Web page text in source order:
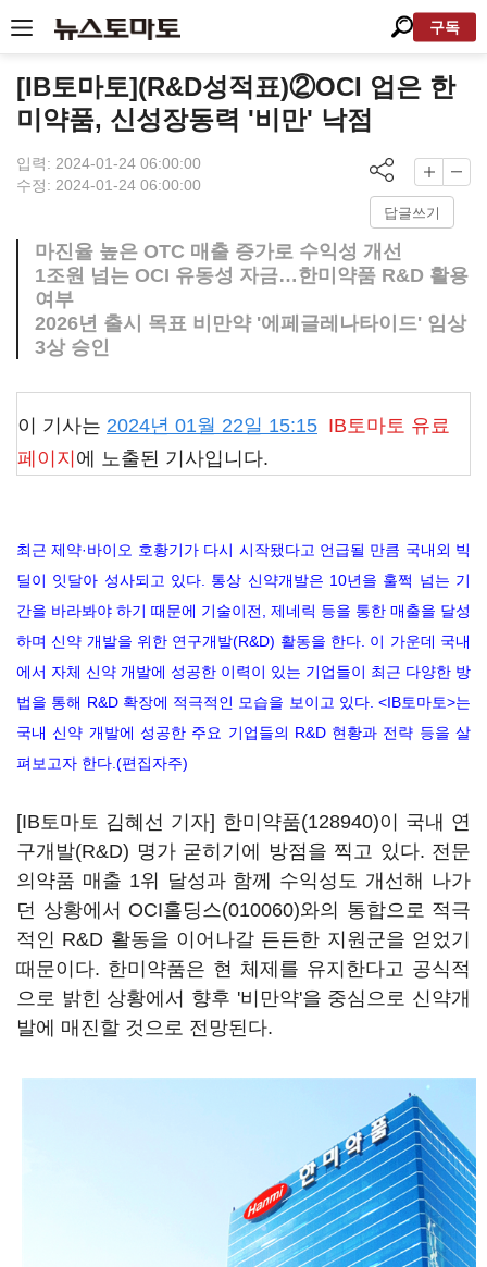
구독
[IB토마토](R&D성적표)②OCI 업은 한
미약품, 신성장동력 '비만' 낙점
입력: 2024-01-24 06:00:00
수정: 2024-01-24 06:00:00
답글쓰기
마진율 높은 OTC 매출 증가로 수익성 개선
1조원 넘는 OCI 유동성 자금…한미약품 R&D 활용
여부
2026년 출시 목표 비만약 '에페글레나타이드' 임상
3상 승인
이 기사는 2024년 01월 22일 15:15 IB토마토 유료
페이지 에 노출된 기사입니다.
최근 제약·바이오 호황기가 다시 시작됐다고 언급될 만큼 국내외 빅
딜이 잇달아 성사되고 있다. 통상 신약개발은 10년을 훌쩍 넘는 기
간을 바라봐야 하기 때문에 기술이전, 제네릭 등을 통한 매출을 달성
하며 신약 개발을 위한 연구개발(R&D) 활동을 한다. 이 가운데 국내
에서 자체 신약 개발에 성공한 이력이 있는 기업들이 최근 다양한 방
법을 통해 R&D 확장에 적극적인 모습을 보이고 있다. <IB토마토>는
국내 신약 개발에 성공한 주요 기업들의 R&D 현황과 전략 등을 살
펴보고자 한다.(편집자주)
[IB토마토 김혜선 기자] 한미약품(128940)이 국내 연
구개발(R&D) 명가 굳히기에 방점을 찍고 있다. 전문
의약품 매출 1위 달성과 함께 수익성도 개선해 나가
던 상황에서 OCI홀딩스(010060)와의 통합으로 적극
적인 R&D 활동을 이어나갈 든든한 지원군을 얻었기
때문이다. 한미약품은 현 체제를 유지한다고 공식적
으로 밝힌 상황에서 향후 '비만약'을 중심으로 신약개
발에 매진할 것으로 전망된다.